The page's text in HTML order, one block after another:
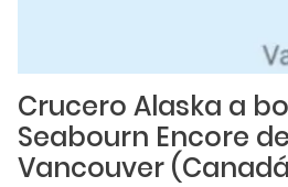
Crucero Alaska a
Seabourn Encore
Vancouver